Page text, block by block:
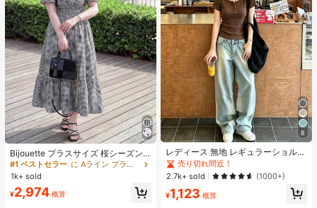
Bijouette プラスサイズ 桜シーズン
終了限定版 ブラック&ホワイト ノー
スリーブ タイダイドレス バルーンス
リーブ ハイウエスト 絞り入り Aライ
ンスカート
#1 ベストセラー
に Aライン プラスサイズのドレス
売り切れ間近！
#1 ベストセラー
に Aライン プラスサイズのドレス
売り切れ間近！
#1 ベストセラー
に Aライン プラスサイズのドレス
売り切れ間近！
#1 ベストセラー
売り切れ間近！
1k+ sold
¥2,974 概算
8
レディース 無地 レギュラーショルダ
ー 半袖Tシャツ ラウンドネック スリ
ムフィット 美シルエット 伸縮性 軽
量 通気性 快適 夏用 万能 オールマッ
チ トップス
売り切れ間近！
2.7k+ sold
(1000+)
¥1,123 概算